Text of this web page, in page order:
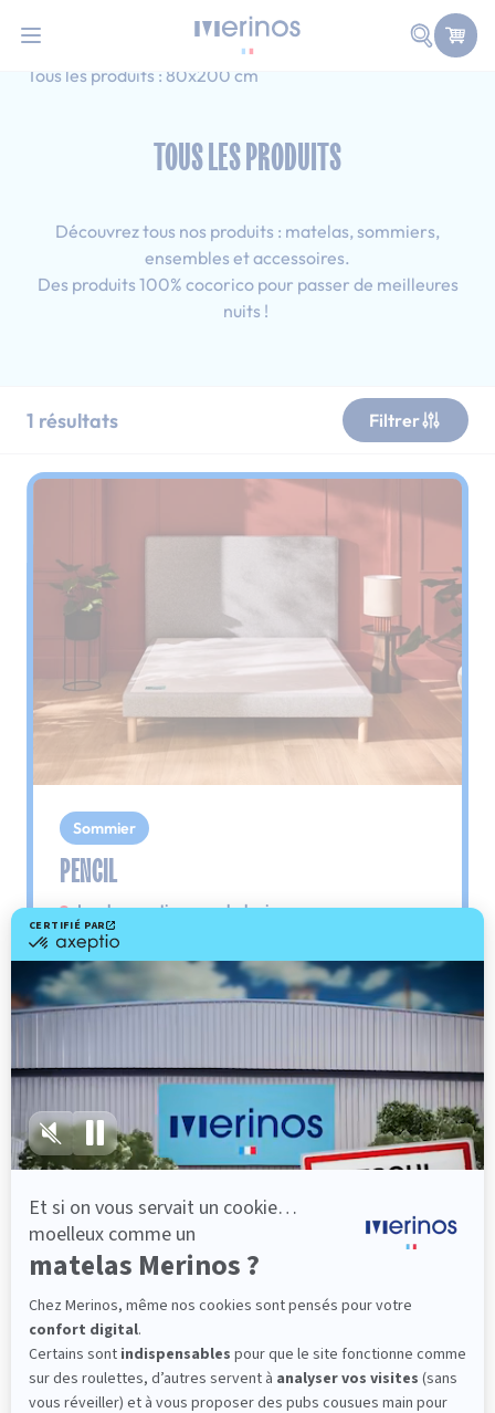
Faire
Accueil
Adulte
Tous les produits : 80x200 cm
TOUS LES PRODUITS
Découvrez tous nos produits : matelas, sommiers,
ensembles et accessoires.
Des produits 100% cocorico pour passer de meilleures
nuits !
1 résultats Filtrer
Sommier
PENCIL
Le plus : soutien morphologique
Grâce à ses 3 zones de confort, le sommier
Pencil vous assure tout son soutien. Avec les
épaules, le dos et le bassin qui reposent sur ses
lattes, vous évitez les douleurs au petit matin.
Dès 501,00 €
Découvrir
Fabrication Française